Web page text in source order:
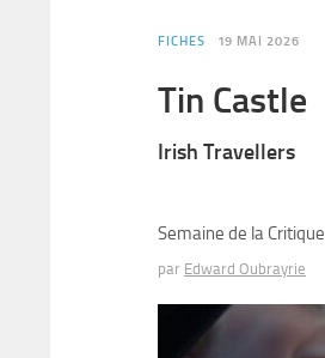
FICHES 19 MAI 2026
Tin Castle
Irish Travellers
Semaine de la Critique
par Edward Oubrayrie